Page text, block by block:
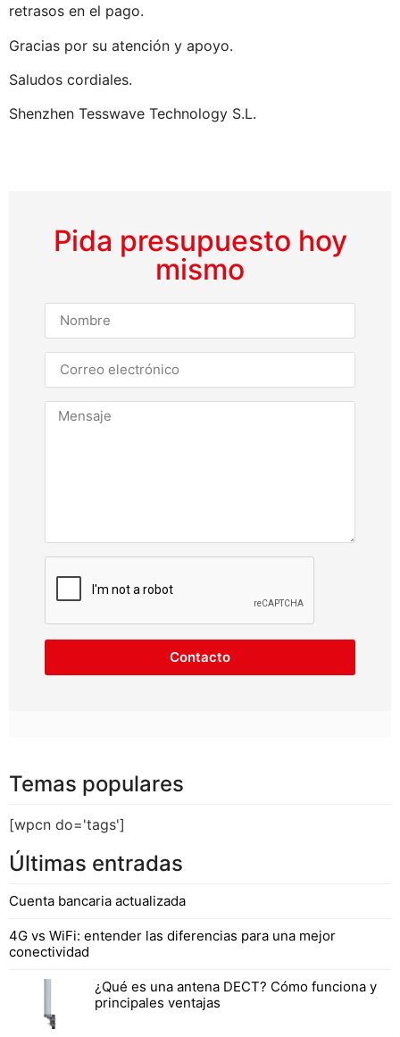
retrasos en el pago.
Gracias por su atención y apoyo.
Saludos cordiales.
Shenzhen Tesswave Technology S.L.
Pida presupuesto hoy
mismo
Contacto
Temas populares
[wpcn do='tags']
Últimas entradas
Cuenta bancaria actualizada
4G vs WiFi: entender las diferencias para una mejor
conectividad
¿Qué es una antena DECT? Cómo funciona y
principales ventajas